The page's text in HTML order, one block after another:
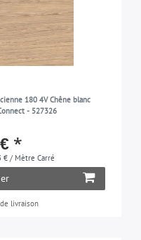
180 4V Chêne blanc
- 527326
*
€ / Mètre Carré
livraison